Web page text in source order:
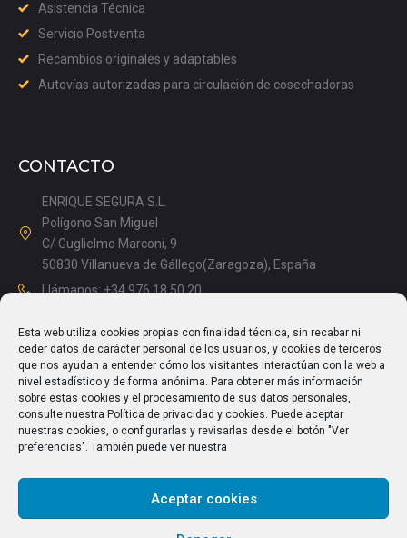
Esta web utiliza cookies propias con finalidad técnica, sin recabar ni
ceder datos de carácter personal de los usuarios, y cookies de terceros
que nos ayudan a entender cómo los visitantes interactúan con la web a
nivel estadístico y de forma anónima. Para obtener más información
sobre estas cookies y el procesamiento de sus datos personales,
consulte nuestra Política de privacidad y cookies. Puede aceptar
nuestras cookies, o configurarlas y revisarlas desde el botón "Ver
preferencias". También puede ver nuestra
Aceptar cookies
Asistencia Técnica
Servicio Postventa
Recambios originales y adaptables
Autovías autorizadas para circulación de cosechadoras
CONTACTO
ENRIQUE SEGURA S.L.
Polígono San Miguel
C/ Guglielmo Marconi, 9
50830 Villanueva de Gállego(Zaragoza), España
Llámanos: +34 976 18 50 20
Tardes: 14.00 – 17.15
info@enriquesegura.com
TEXTOS LEGALES
Aviso Legal
Política de Privacidad